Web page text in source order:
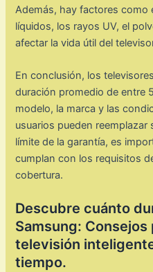
Además, hay factores
líquidos, los rayos UV, el
afectar la vida útil del
En conclusión, los
duración promedio de entre
modelo, la marca y las
usuarios pueden reemplazar
límite de la garantía, es
cumplan con los requisitos
cobertura.
Descubre cuánto
Samsung:
televisión
tiempo.